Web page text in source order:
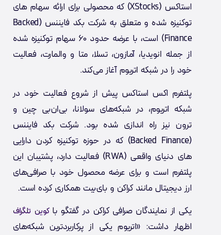
استاکس (XStocks) که محصولی برای ارائه سهام های
توکنیزه شده و متعلق به شرکت بکد فایننس (Backed
Finance) است، با عرضه حدود ۶۰ سهام توکنیزه شده
از جمله انویدیا، آمازون، تسلا، متا و والمارت، فعالیت
خود را در شبکه اتریوم آغاز می‌کند.
پلتفرم اکس استاکس پیش از شروع فعالیت خود در
شبکه اتریوم، در شبکه‌های سولانا، بی‌ان‌بی چین و
ترون نیز راه اندازی شده بود. شرکت بکد فایننس
(Backed Finance) که در حوزه توکنیزه کردن دارایی
های دنیای واقعی (RWA) فعالیت دارد، پشتیبان این
پلتفرم است و برای عرضه محصول خود با صرافی‌های
ارز دیجیتال مانند کراکن و بای‌بیت همکاری کرده است.
یکی از نمایندگان صرافی کراکن در گفتگو با کوین تلگراف
اظهار داشت: «اتریوم یکی از پرکاربردترین شبکه‌های